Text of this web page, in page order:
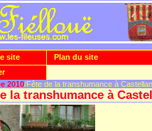
site
Plan du site
2010/Fête de la transhumance à
la transhumance à